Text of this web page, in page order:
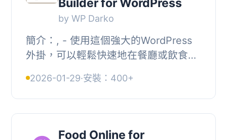
Builder for WordPress
by WP Darko
簡介：, - 使用這個強大的WordPress
外掛，可以輕鬆快速地在餐廳或飲食業
可以建立食品項目，將其添加到菜單
中，並將短碼...
2026-01-29·安裝：400+
Food Online for